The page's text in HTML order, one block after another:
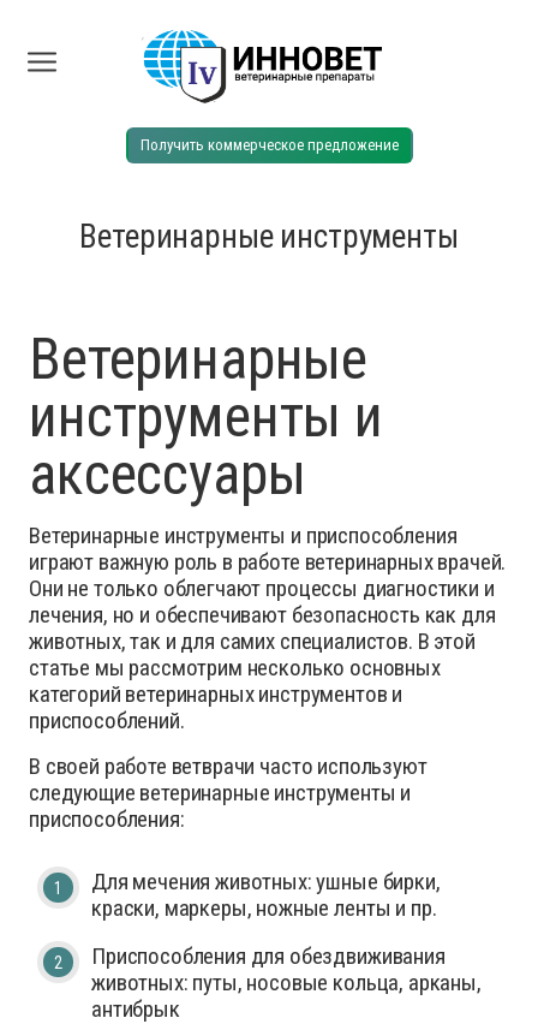
Получить коммерческое предложение
Ветеринарные инструменты
Ветеринарные
инструменты и
аксессуары
Ветеринарные инструменты и приспособления
играют важную роль в работе ветеринарных врачей.
Они не только облегчают процессы диагностики и
лечения, но и обеспечивают безопасность как для
животных, так и для самих специалистов. В этой
статье мы рассмотрим несколько основных
категорий ветеринарных инструментов и
приспособлений.
В своей работе ветврачи часто используют
следующие ветеринарные инструменты и
приспособления:
Для мечения животных: ушные бирки,
краски, маркеры, ножные ленты и пр.
Приспособления для обездвиживания
животных: путы, носовые кольца, арканы,
антибрык